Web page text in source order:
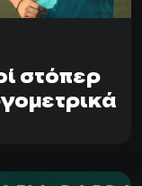
στόπερ